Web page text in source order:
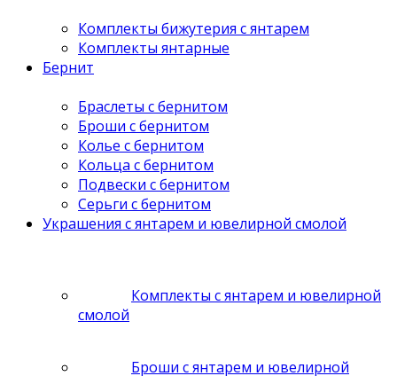
Комплекты бижутерия с янтарем
Комплекты янтарные
Бернит
Браслеты с бернитом
Броши с бернитом
Колье с бернитом
Кольца с бернитом
Подвески с бернитом
Серьги с бернитом
Украшения с янтарем и ювелирной смолой
Комплекты с янтарем и ювелирной
смолой
Броши с янтарем и ювелирной